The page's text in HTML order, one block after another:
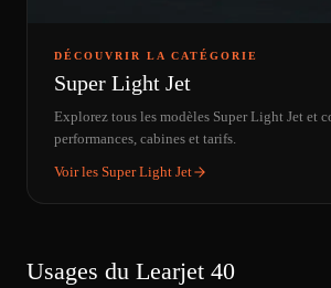
DÉCOUVRIR LA CATÉGORIE
Super Light Jet
Explorez tous les modèles Super Light Jet et
performances, cabines et tarifs.
Voir les Super Light Jet
Usages du Learjet 40